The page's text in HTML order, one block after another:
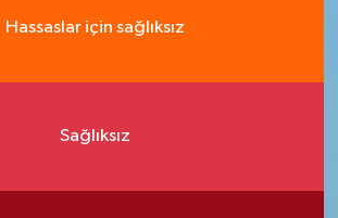
Hassaslar için sağlıksız
Sağlıksız